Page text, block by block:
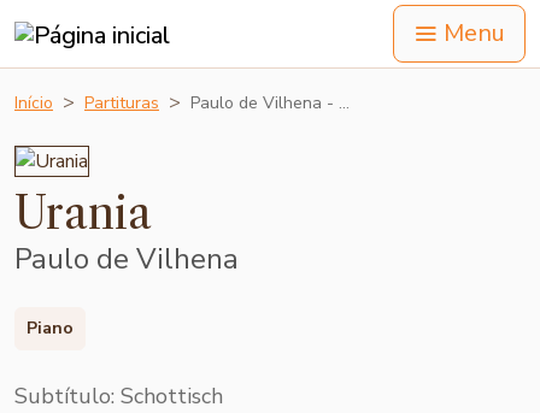
Menu
Início Partituras Paulo de Vilhena - …
Urania
Paulo de Vilhena
Piano
Subtítulo: Schottisch